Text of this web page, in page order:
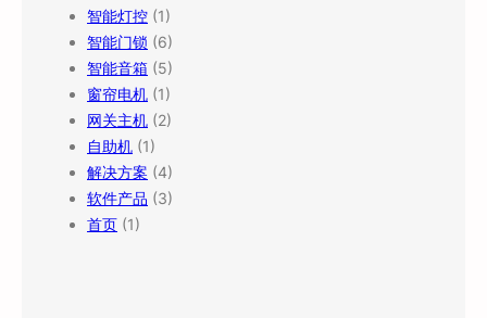
智能灯控 (1)
智能门锁 (6)
智能音箱 (5)
窗帘电机 (1)
网关主机 (2)
自助机 (1)
解决方案 (4)
软件产品 (3)
首页 (1)